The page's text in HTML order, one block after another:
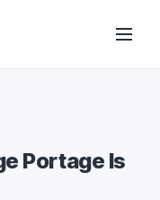
Portage Is